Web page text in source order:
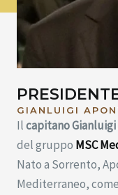
GIANLUIGI
Ilcapitano
del gruppo MSC
Nato a Sorrento,
Mediterraneo,